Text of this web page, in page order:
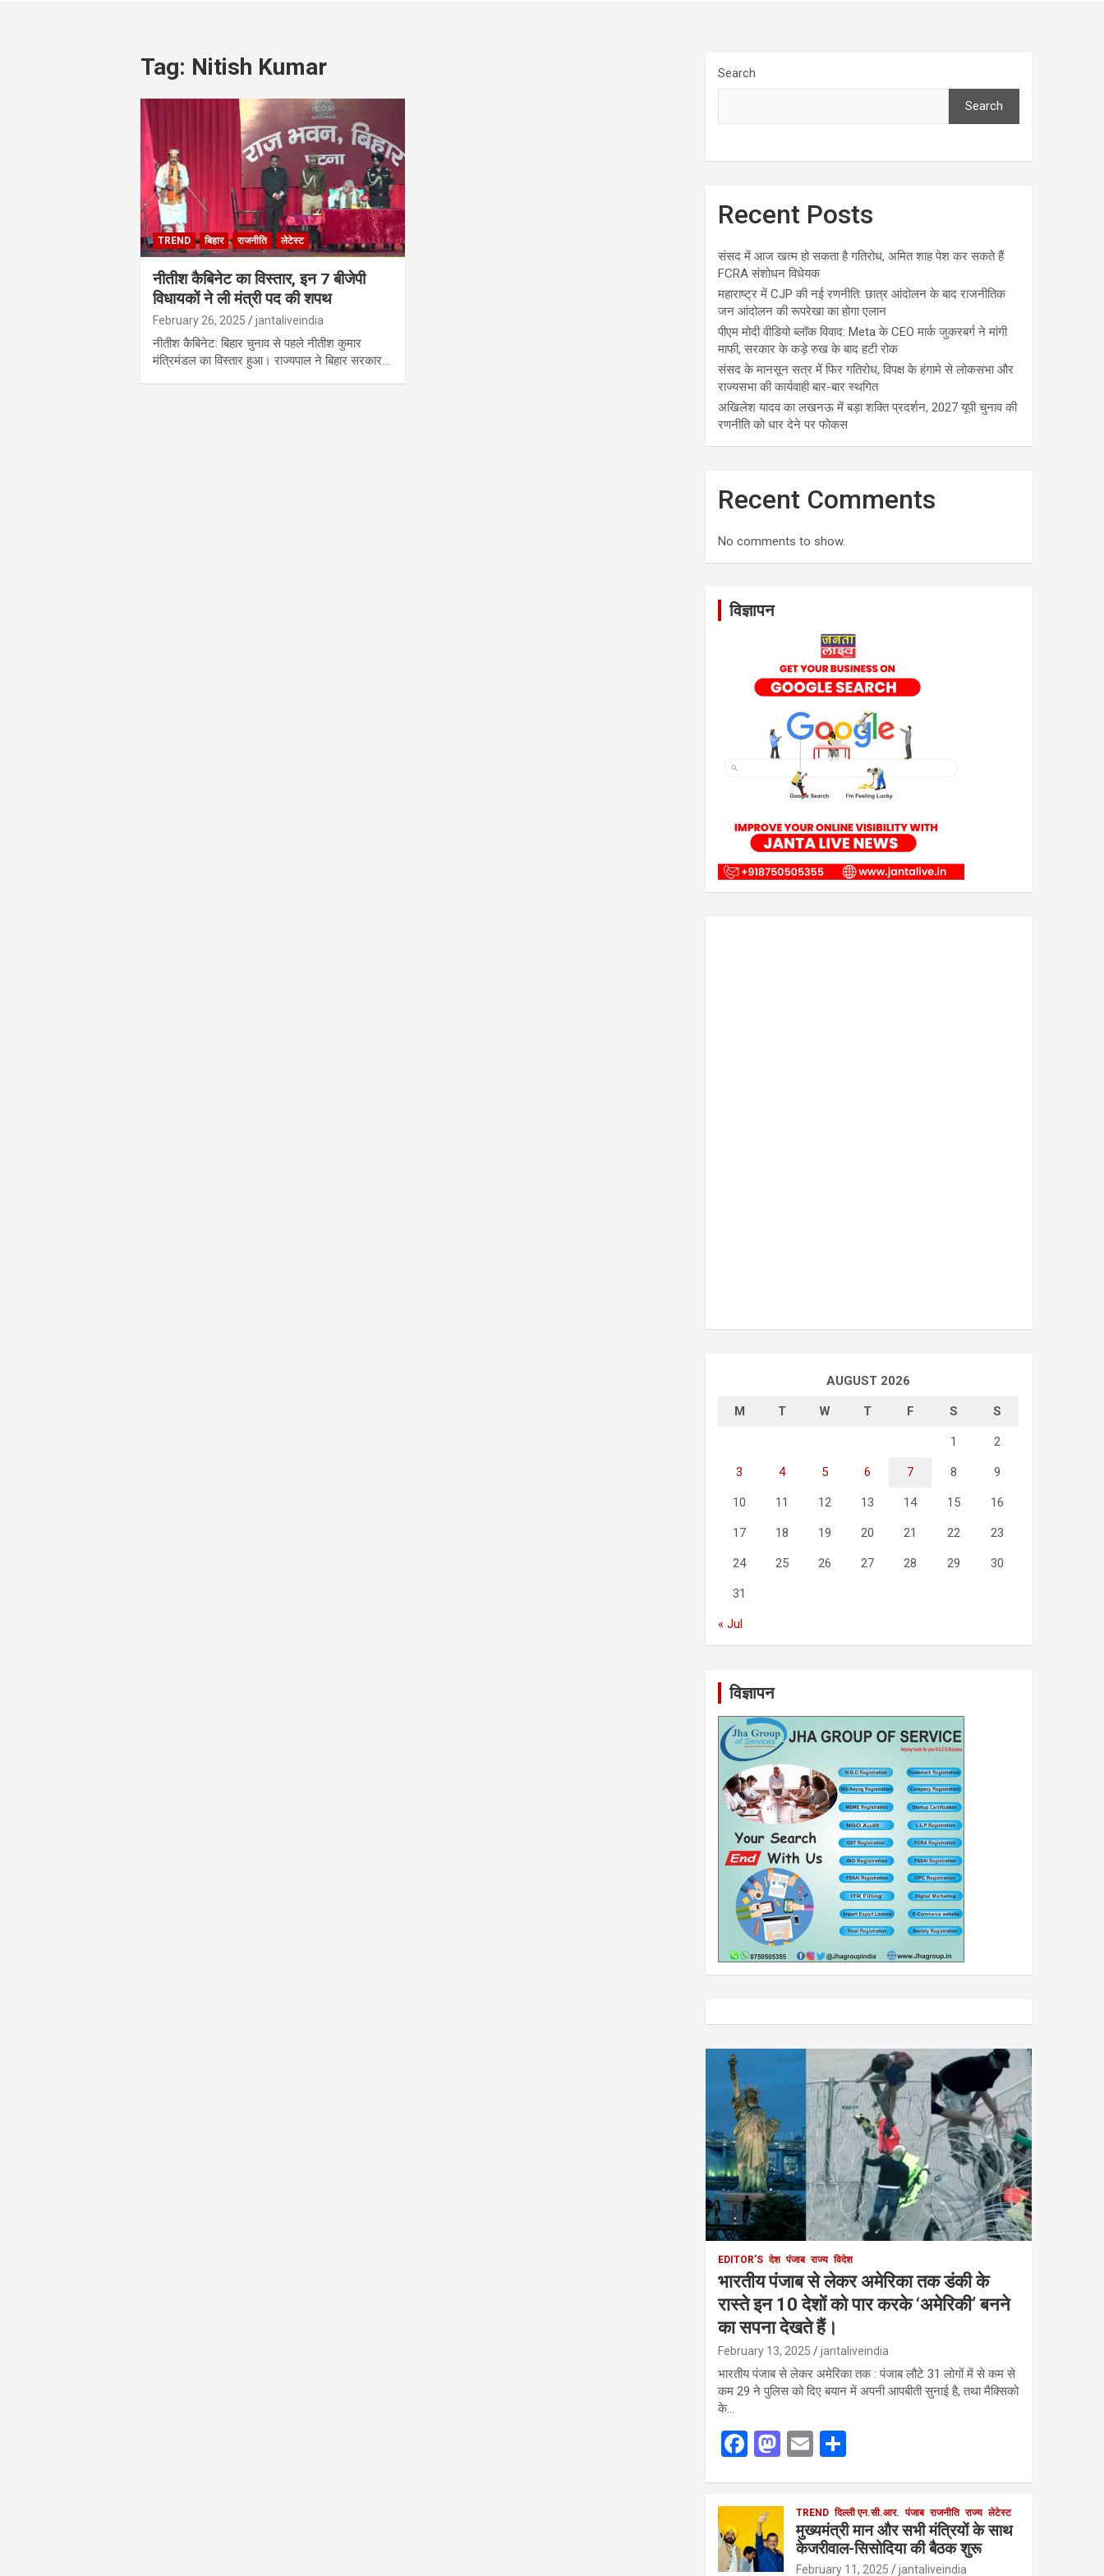
Tag: Nitish Kumar
TREND बिहार राजनीति लेटेस्ट
नीतीश कैबिनेट का विस्तार, इन 7 बीजेपी
विधायकों ने ली मंत्री पद की शपथ
February 26, 2025 jantaliveindia
नीतीश कैबिनेट: बिहार चुनाव से पहले नीतीश कुमार
मंत्रिमंडल का विस्तार हुआ। राज्यपाल ने बिहार सरकार…
Search
Search
Recent Posts
संसद में आज खत्म हो सकता है गतिरोध, अमित शाह पेश कर सकते हैं
FCRA संशोधन विधेयक
महाराष्ट्र में CJP की नई रणनीति: छात्र आंदोलन के बाद राजनीतिक
जन आंदोलन की रूपरेखा का होगा एलान
पीएम मोदी वीडियो ब्लॉक विवाद: Meta के CEO मार्क जुकरबर्ग ने मांगी
माफी, सरकार के कड़े रुख के बाद हटी रोक
संसद के मानसून सत्र में फिर गतिरोध, विपक्ष के हंगामे से लोकसभा और
राज्यसभा की कार्यवाही बार-बार स्थगित
अखिलेश यादव का लखनऊ में बड़ा शक्ति प्रदर्शन, 2027 यूपी चुनाव की
रणनीति को धार देने पर फोकस
Recent Comments
No comments to show.
विज्ञापन
AUGUST 2026
M T W T F S S
1 2
3 4 5 6 7 8 9
10 11 12 13 14 15 16
17 18 19 20 21 22 23
24 25 26 27 28 29 30
31
« Jul
विज्ञापन
EDITOR'S देश पंजाब राज्य विदेश
भारतीय पंजाब से लेकर अमेरिका तक डंकी के
रास्ते इन 10 देशों को पार करके ‘अमेरिकी’ बनने
का सपना देखते हैं।
February 13, 2025 jantaliveindia
भारतीय पंजाब से लेकर अमेरिका तक : पंजाब लौटे 31 लोगों में से कम से
कम 29 ने पुलिस को दिए बयान में अपनी आपबीती सुनाई है, तथा मैक्सिको
के…
F
b
o
M
d
E
e
TREND दिल्ली एन.सी.आर. पंजाब राजनीति राज्य लेटेस्ट
मुख्यमंत्री मान और सभी मंत्रियों के साथ
केजरीवाल-सिसोदिया की बैठक शुरू
February 11, 2025 jantaliveindia